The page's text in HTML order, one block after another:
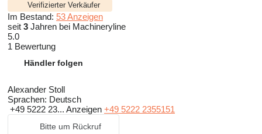
Verifizierter Verkäufer
Im Bestand: 53 Anzeigen
seit 3 Jahren bei Machineryline
5.0
1 Bewertung
Händler folgen
Alexander Stoll
Sprachen: Deutsch
+49 5222 23... Anzeigen +49 5222 2355151
Bitte um Rückruf